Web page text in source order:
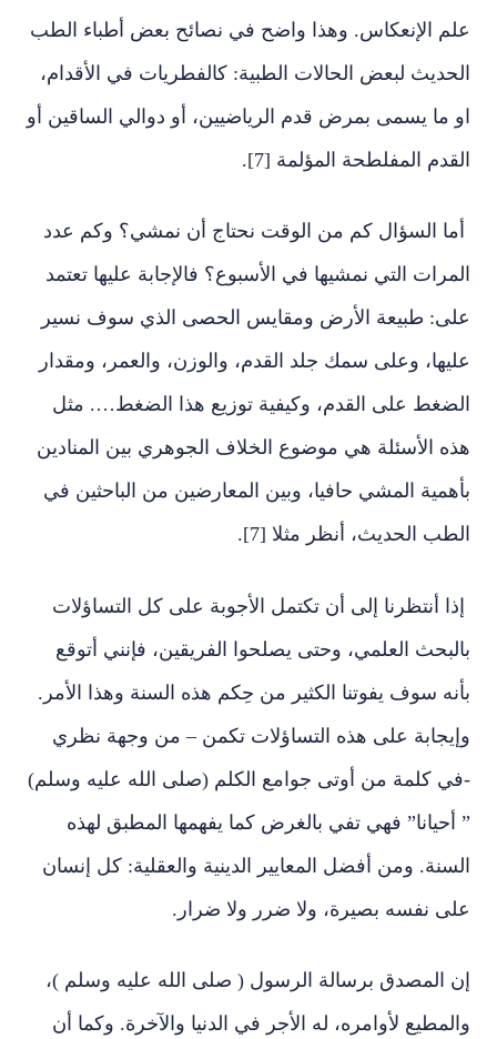
علم الإنعكاس. وهذا واضح في نصائح بعض أطباء الطب
الحديث لبعض الحالات الطبية: كالفطريات في الأقدام،
او ما يسمى بمرض قدم الرياضيين، أو دوالي الساقين أو
القدم المفلطحة المؤلمة [7].
أما السؤال كم من الوقت نحتاج أن نمشي؟ وكم عدد
المرات التي نمشيها في الأسبوع؟ فالإجابة عليها تعتمد
على: طبيعة الأرض ومقايس الحصى الذي سوف نسير
عليها، وعلى سمك جلد القدم، والوزن، والعمر، ومقدار
الضغط على القدم، وكيفية توزيع هذا الضغط…. مثل
هذه الأسئلة هي موضوع الخلاف الجوهري بين المنادين
بأهمية المشي حافيا، وبين المعارضين من الباحثين في
الطب الحديث، أنظر مثلا [7].
إذا أنتظرنا إلى أن تكتمل الأجوبة على كل التساؤلات
بالبحث العلمي، وحتى يصلحوا الفريقين، فإنني أتوقع
بأنه سوف يفوتنا الكثير من حِكم هذه السنة وهذا الأمر.
وإيجابة على هذه التساؤلات تكمن – من وجهة نظري
-في كلمة من أوتى جوامع الكلم (صلى الله عليه وسلم)
” أحيانا” فهي تفي بالغرض كما يفهمها المطبق لهذه
السنة. ومن أفضل المعايير الدينية والعقلية: كل إنسان
على نفسه بصيرة، ولا ضرر ولا ضرار.
إن المصدق برسالة الرسول ( صلى الله عليه وسلم )،
والمطيع لأوامره، له الأجر في الدنيا والآخرة. وكما أن